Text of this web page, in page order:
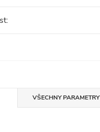
:
VŠECHNY PARAMETRY